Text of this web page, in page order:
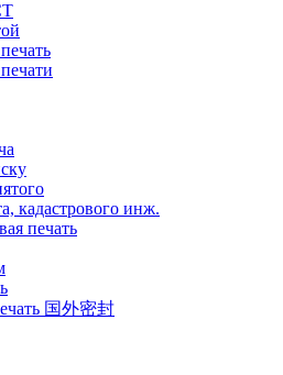
кадастрового инж.
печать
国外密封